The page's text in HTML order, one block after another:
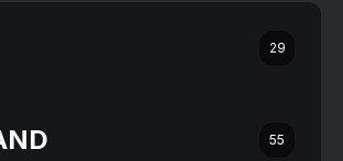
29
55